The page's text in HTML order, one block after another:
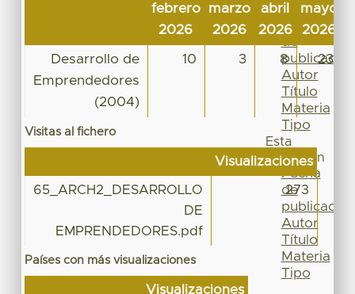
febrero
2026
marzo
2026
abril
2026
mayo
2026
Desarrollo de
Emprendedores
(2004)
10 3 8 23
Visitas al fichero
Visualizaciones
65_ARCH2_DESARROLLO
DE
EMPRENDEDORES.pdf
273
Países con más visualizaciones
Visualizaciones
Por
Fecha
de
publicación
Autor
Título
Materia
Tipo
Esta
colección
Fecha
de
publicación
Autor
Título
Materia
Tipo